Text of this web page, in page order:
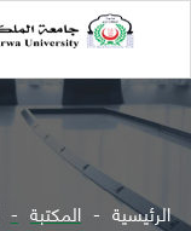
الرئيسية المكتبة